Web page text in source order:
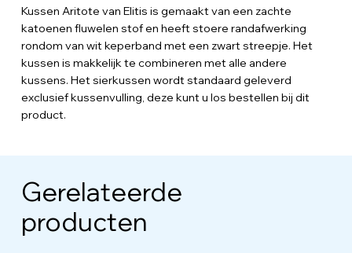
Kussen Aritote van Elitis is gemaakt van een zachte
katoenen fluwelen stof en heeft stoere randafwerking
rondom van wit keperband met een zwart streepje. Het
kussen is makkelijk te combineren met alle andere
kussens. Het sierkussen wordt standaard geleverd
exclusief kussenvulling, deze kunt u los bestellen bij dit
product.
Gerelateerde
producten